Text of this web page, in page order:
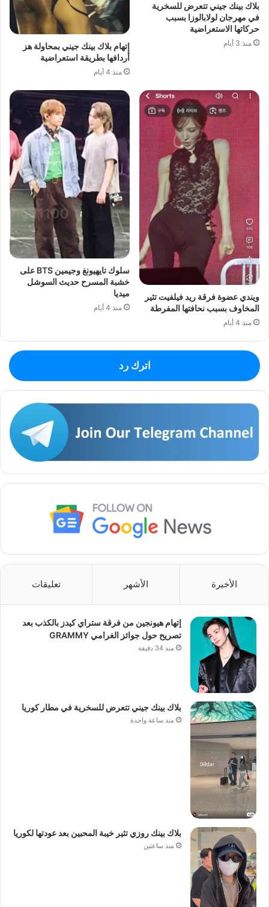
بلاك بينك جيني تتعرض للسخرية
في مهرجان لولابالوزا بسبب
حركاتها الاستعراضية
منذ 3 أيام
إتهام بلاك بينك جيني بمحاولة هز
أردافها بطريقة استعراضية
منذ 4 أيام
ويندي عضوة فرقة ريد فيلفيت تثير
المخاوف بسبب نحافتها المفرطة
منذ 4 أيام
سلوك تايهيونغ وجيمين BTS على
خشبة المسرح حديث السوشل
ميديا
منذ 4 أيام
اترك رد
الأخيرة الأشهر تعليقات
إتهام هيونجين من فرقة ستراي كيدز بالكذب بعد
تصريح حول جوائز الغرامي GRAMMY
منذ 34 دقيقة
بلاك بينك جيني تتعرض للسخرية في مطار كوريا
منذ ساعة واحدة
بلاك بينك روزي تثير خيبة المحبين بعد عودتها لكوريا
منذ ساعتين